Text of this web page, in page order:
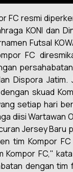
FC resmi
KONI dan
Futsal
FC
Dispora
skuad
setiap hari
diisi Wartawan
Jersey Baru
tim Kompor
FC,"
dengan